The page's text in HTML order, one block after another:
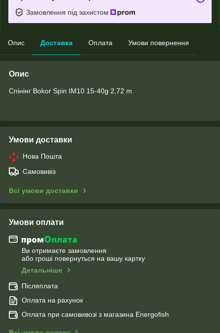
Замовлення під захистом
Опис Доставка Оплата Умови повернення
Опис
Спінінг Bokor Spin IM10 15-40g 2,72 m
Умови доставки
Нова Пошта
Самовивіз
Всі умови доставки
Умови оплати
Ви отримаєте замовлення
або гроші повернуться на вашу картку
Детальніше
Післяплата
Оплата на рахунок
Оплата при самовивозі з магазина Energofish